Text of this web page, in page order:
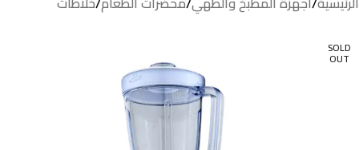
SOLD
OUT